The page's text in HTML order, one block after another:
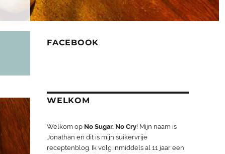
FACEBOOK
WELKOM
Welkom op No Sugar, No Cry! Mijn naam is
Jonathan en dit is mijn suikervrije
receptenblog. Ik volg inmiddels al 11 jaar een